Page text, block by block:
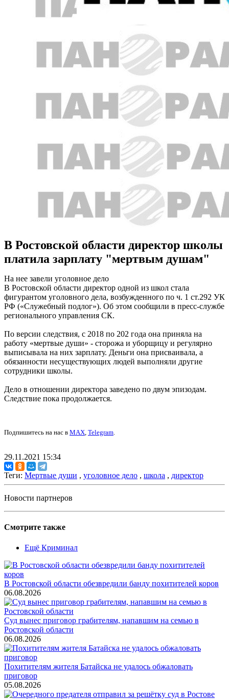
В Ростовской области директор школы
платила зарплату "мертвым душам"
На нее завели уголовное дело
В Ростовской области директор одной из школ стала
фигурантом уголовного дела, возбужденного по ч. 1 ст.292 УК
РФ («Служебный подлог»). Об этом сообщили в пресс-службе
регионального управления СК.
По версии следствия, с 2018 по 202 года она приняла на
работу «мертвые души» - сторожа и уборщицу и регулярно
выписывала на них зарплату. Деньги она присваивала, а
обязанности несуществующих людей выполняли другие
сотрудники школы.
Дело в отношении директора заведено по двум эпизодам.
Следствие пока продолжается.
Подпишитесь на нас в MAX, Telegram.
29.11.2021 15:34
Теги: Мертвые души , уголовное дело , школа , директор
Новости партнеров
Смотрите также
Ещё Криминал
В Ростовской области обезвредили банду похитителей коров
06.08.2026
Суд вынес приговор грабителям, напавшим на семью в
Ростовской области
06.08.2026
Похитителям жителя Батайска не удалось обжаловать
приговор
05.08.2026